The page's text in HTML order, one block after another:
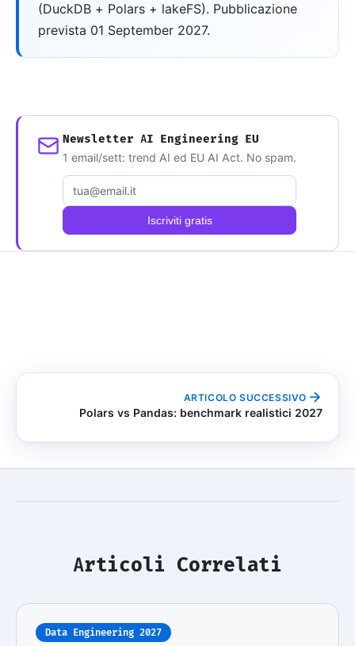
(DuckDB + Polars + lakeFS). Pubblicazione
prevista 01 September 2027.
Newsletter AI Engineering EU
1 email/sett: trend AI ed EU AI Act. No spam.
Email Iscriviti gratis
ARTICOLO SUCCESSIVO
Polars vs Pandas: benchmark realistici 2027
Articoli Correlati
Data Engineering 2027